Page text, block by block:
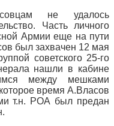
не удалось
Часть личного
Армии еще на пути
был захвачен 12 мая
советского 25-го
нашли в кабине
между мешками
время А.Власов
т.н. РОА был предан